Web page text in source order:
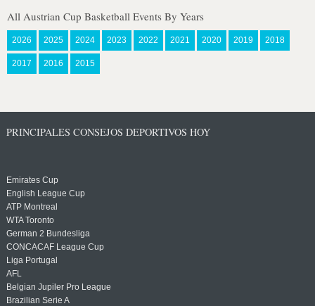
All Austrian Cup Basketball Events By Years
2026 2025 2024 2023 2022 2021 2020 2019 2018
2017 2016 2015
PRINCIPALES CONSEJOS DEPORTIVOS HOY
Emirates Cup
English League Cup
ATP Montreal
WTA Toronto
German 2 Bundesliga
CONCACAF League Cup
Liga Portugal
AFL
Belgian Jupiler Pro League
Brazilian Serie A